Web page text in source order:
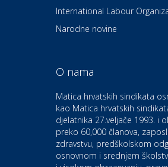
Dom i dizajn
Euro-vrt – kosilice,
Odmor
Bistrica
Auto-moto i tehnika
CIAK Auto d.o.o.
International Labour
Narodne novine
O nama
Matica hrvatskih sindikata
kao Matica hrvatskih
djelatnika 27.veljače 1993. i
preko 60,000 članova,
zdravstvu, predškolskom
osnovnom i srednjem